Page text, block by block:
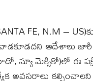
FE, N.M –
వాడకూడదని ఆదేశాలు
మెక్సికో)లో ఈ పక్షి
అవసరాలు కల్పించాలని